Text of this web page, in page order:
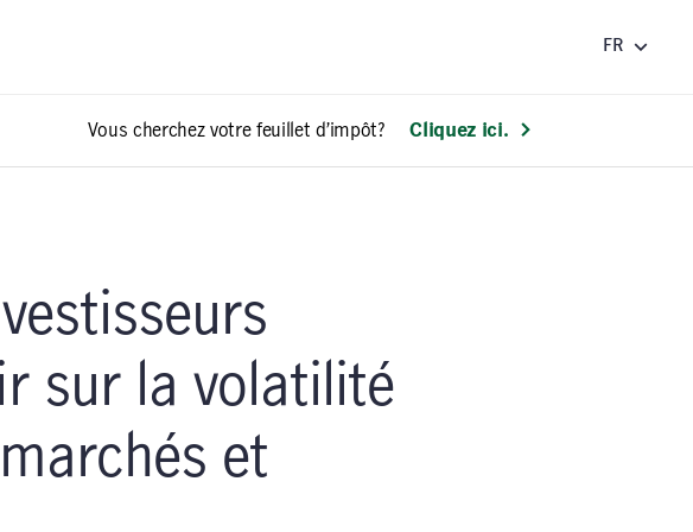
FR
Vous cherchez votre feuillet d’impôt? Cliquez ici.
sur la volatilité
et